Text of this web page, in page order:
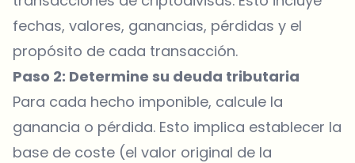
fechas, valores, ganancias, pérdidas y el
propósito de cada transacción.
Paso 2: Determine su deuda tributaria
Para cada hecho imponible, calcule la
ganancia o pérdida. Esto implica establecer la
base de coste (el valor original de la